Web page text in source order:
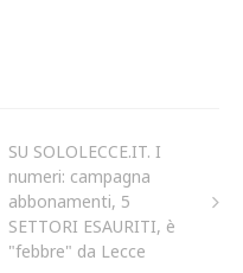
SU SOLOLECCE.IT. I
numeri: campagna
abbonamenti, 5
SETTORI ESAURITI, è
"febbre" da Lecce